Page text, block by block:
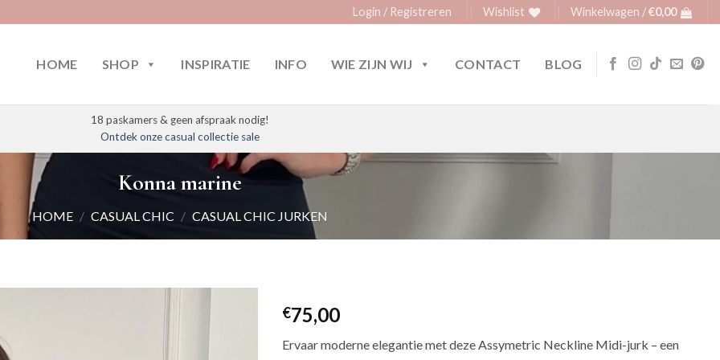
Login / Registreren Wishlist Winkelwagen /€0,00
HOME SHOP INSPIRATIE INFO WIE ZIJN WIJ CONTACT BLOG
18 paskamers & geen afspraak nodig!
Ontdek onze casual collectie sale
Konna marine
HOME / CASUAL CHIC / CASUAL CHIC JURKEN
€75,00
Ervaar moderne elegantie met deze Assymetric Neckline Midi-jurk – een